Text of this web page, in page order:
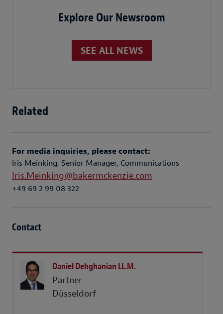
Explore Our Newsroom
SEE ALL NEWS
Related
For media inquiries, please contact:
Iris Meinking, Senior Manager, Communications
Iris.Meinking@bakermckenzie.com
+49 69 2 99 08 322
Contact
Daniel Dehghanian LL.M.
Partner
Düsseldorf